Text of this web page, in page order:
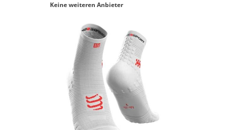
Keine weiteren Anbieter